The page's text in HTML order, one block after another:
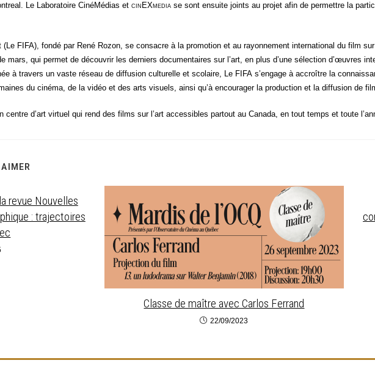
Le Labo­ra­toire Ciné­Mé­dias et cin EXmedia se sont ensuite joints au pro­jet afin de per­mettre la
FIFA), fon­dé par René Rozon, se consacre à la pro­mo­tion et au rayon­ne­ment inter­na­tio­nal du film
mars, qui per­met de décou­vrir les der­niers docu­men­taires sur l’art, en plus d’une sélec­tion d’œuvres
à tra­vers un vaste réseau de dif­fu­sion cultu­relle et sco­laire, Le FIFA s’engage à accroître la
du ciné­ma, de la vidéo et des arts visuels, ain­si qu’à encou­ra­ger la pro­duc­tion et la dif­fu­sion de
centre d’art vir­tuel qui rend des films sur l’art acces­sibles par­tout au Cana­da, en tout temps et toute
revue Nouvelles
: trajectoires
Classe de maître avec Carlos Ferrand
22/09/2023